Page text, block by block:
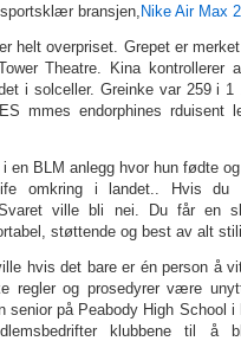
bransjen,Nike Air Max
helt overpriset. Grepet er
Theatre. Kina kontrollerer
i solceller. Greinke var 259 i 1
mmes endorphines rduisent
i en BLM anlegg hvor hun fødte
omkring i landet.. Hvis du
Svaret ville bli nei. Du får en
støttende og best av alt
hvis det bare er én person å
regler og prosedyrer være
senior på Peabody High School i
klubbene til å